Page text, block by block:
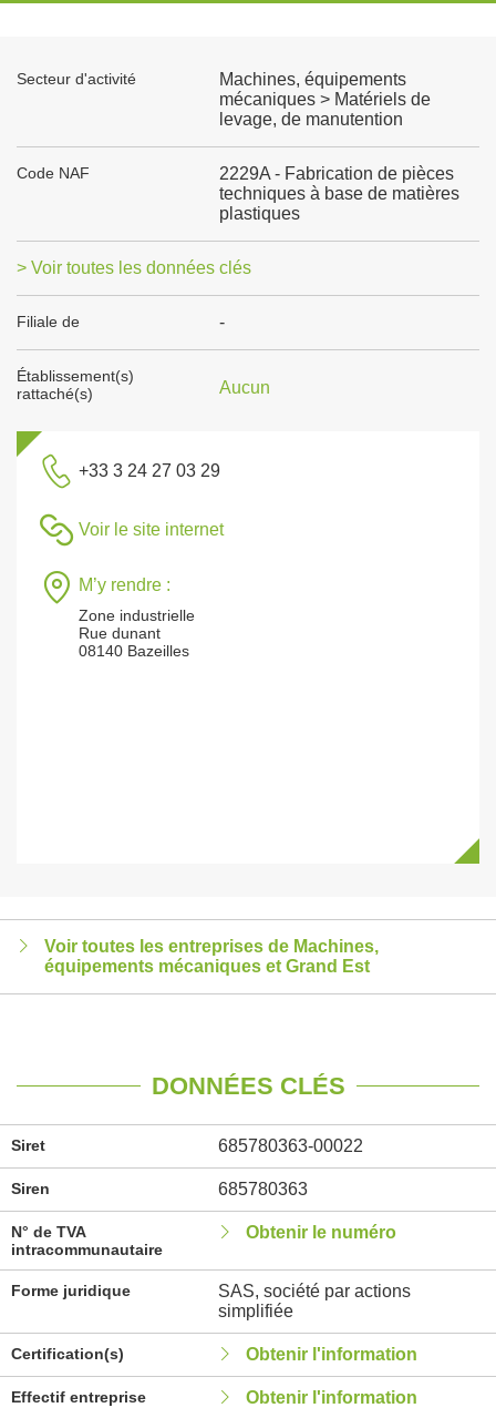
Secteur d'activité
Machines, équipements
mécaniques > Matériels de
levage, de manutention
Code NAF
2229A - Fabrication de pièces
techniques à base de matières
plastiques
> Voir toutes les données clés
Filiale de -
Établissement(s)
rattaché(s)
Aucun
+33 3 24 27 03 29
Voir le site internet
M’y rendre :
Zone industrielle
Rue dunant
08140 Bazeilles
Voir toutes les entreprises de Machines,
équipements mécaniques et Grand Est
DONNÉES CLÉS
Siret 685780363-00022
Siren 685780363
N° de TVA
intracommunautaire
Obtenir le numéro
Forme juridique
SAS, société par actions
simplifiée
Certification(s) Obtenir l'information
Effectif entreprise Obtenir l'information